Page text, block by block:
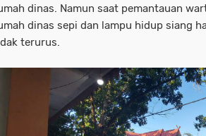
dinas. Namun saat pemantauan
dinas sepi dan lampu hidup siang
terurus.